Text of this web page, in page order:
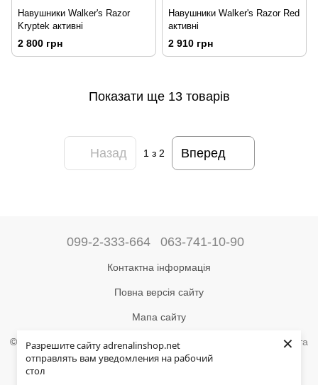
Разрешите сайту adrenalinshop.net
отправлять вам уведомления на рабочий
стол
×
Навушники Walker's Razor
Kryptek активні
2 800 грн
Навушники Walker's Razor Red
активні
2 910 грн
Показати ще 13 товарів
Назад 1з 2 Вперед
099-2-333-664 063-741-10-90
Контактна інформація
Повна версія сайту
Мапа сайту
©2004-2024 Адреналін –магазин туристичного спорядження та
товарів для активного відпочинку